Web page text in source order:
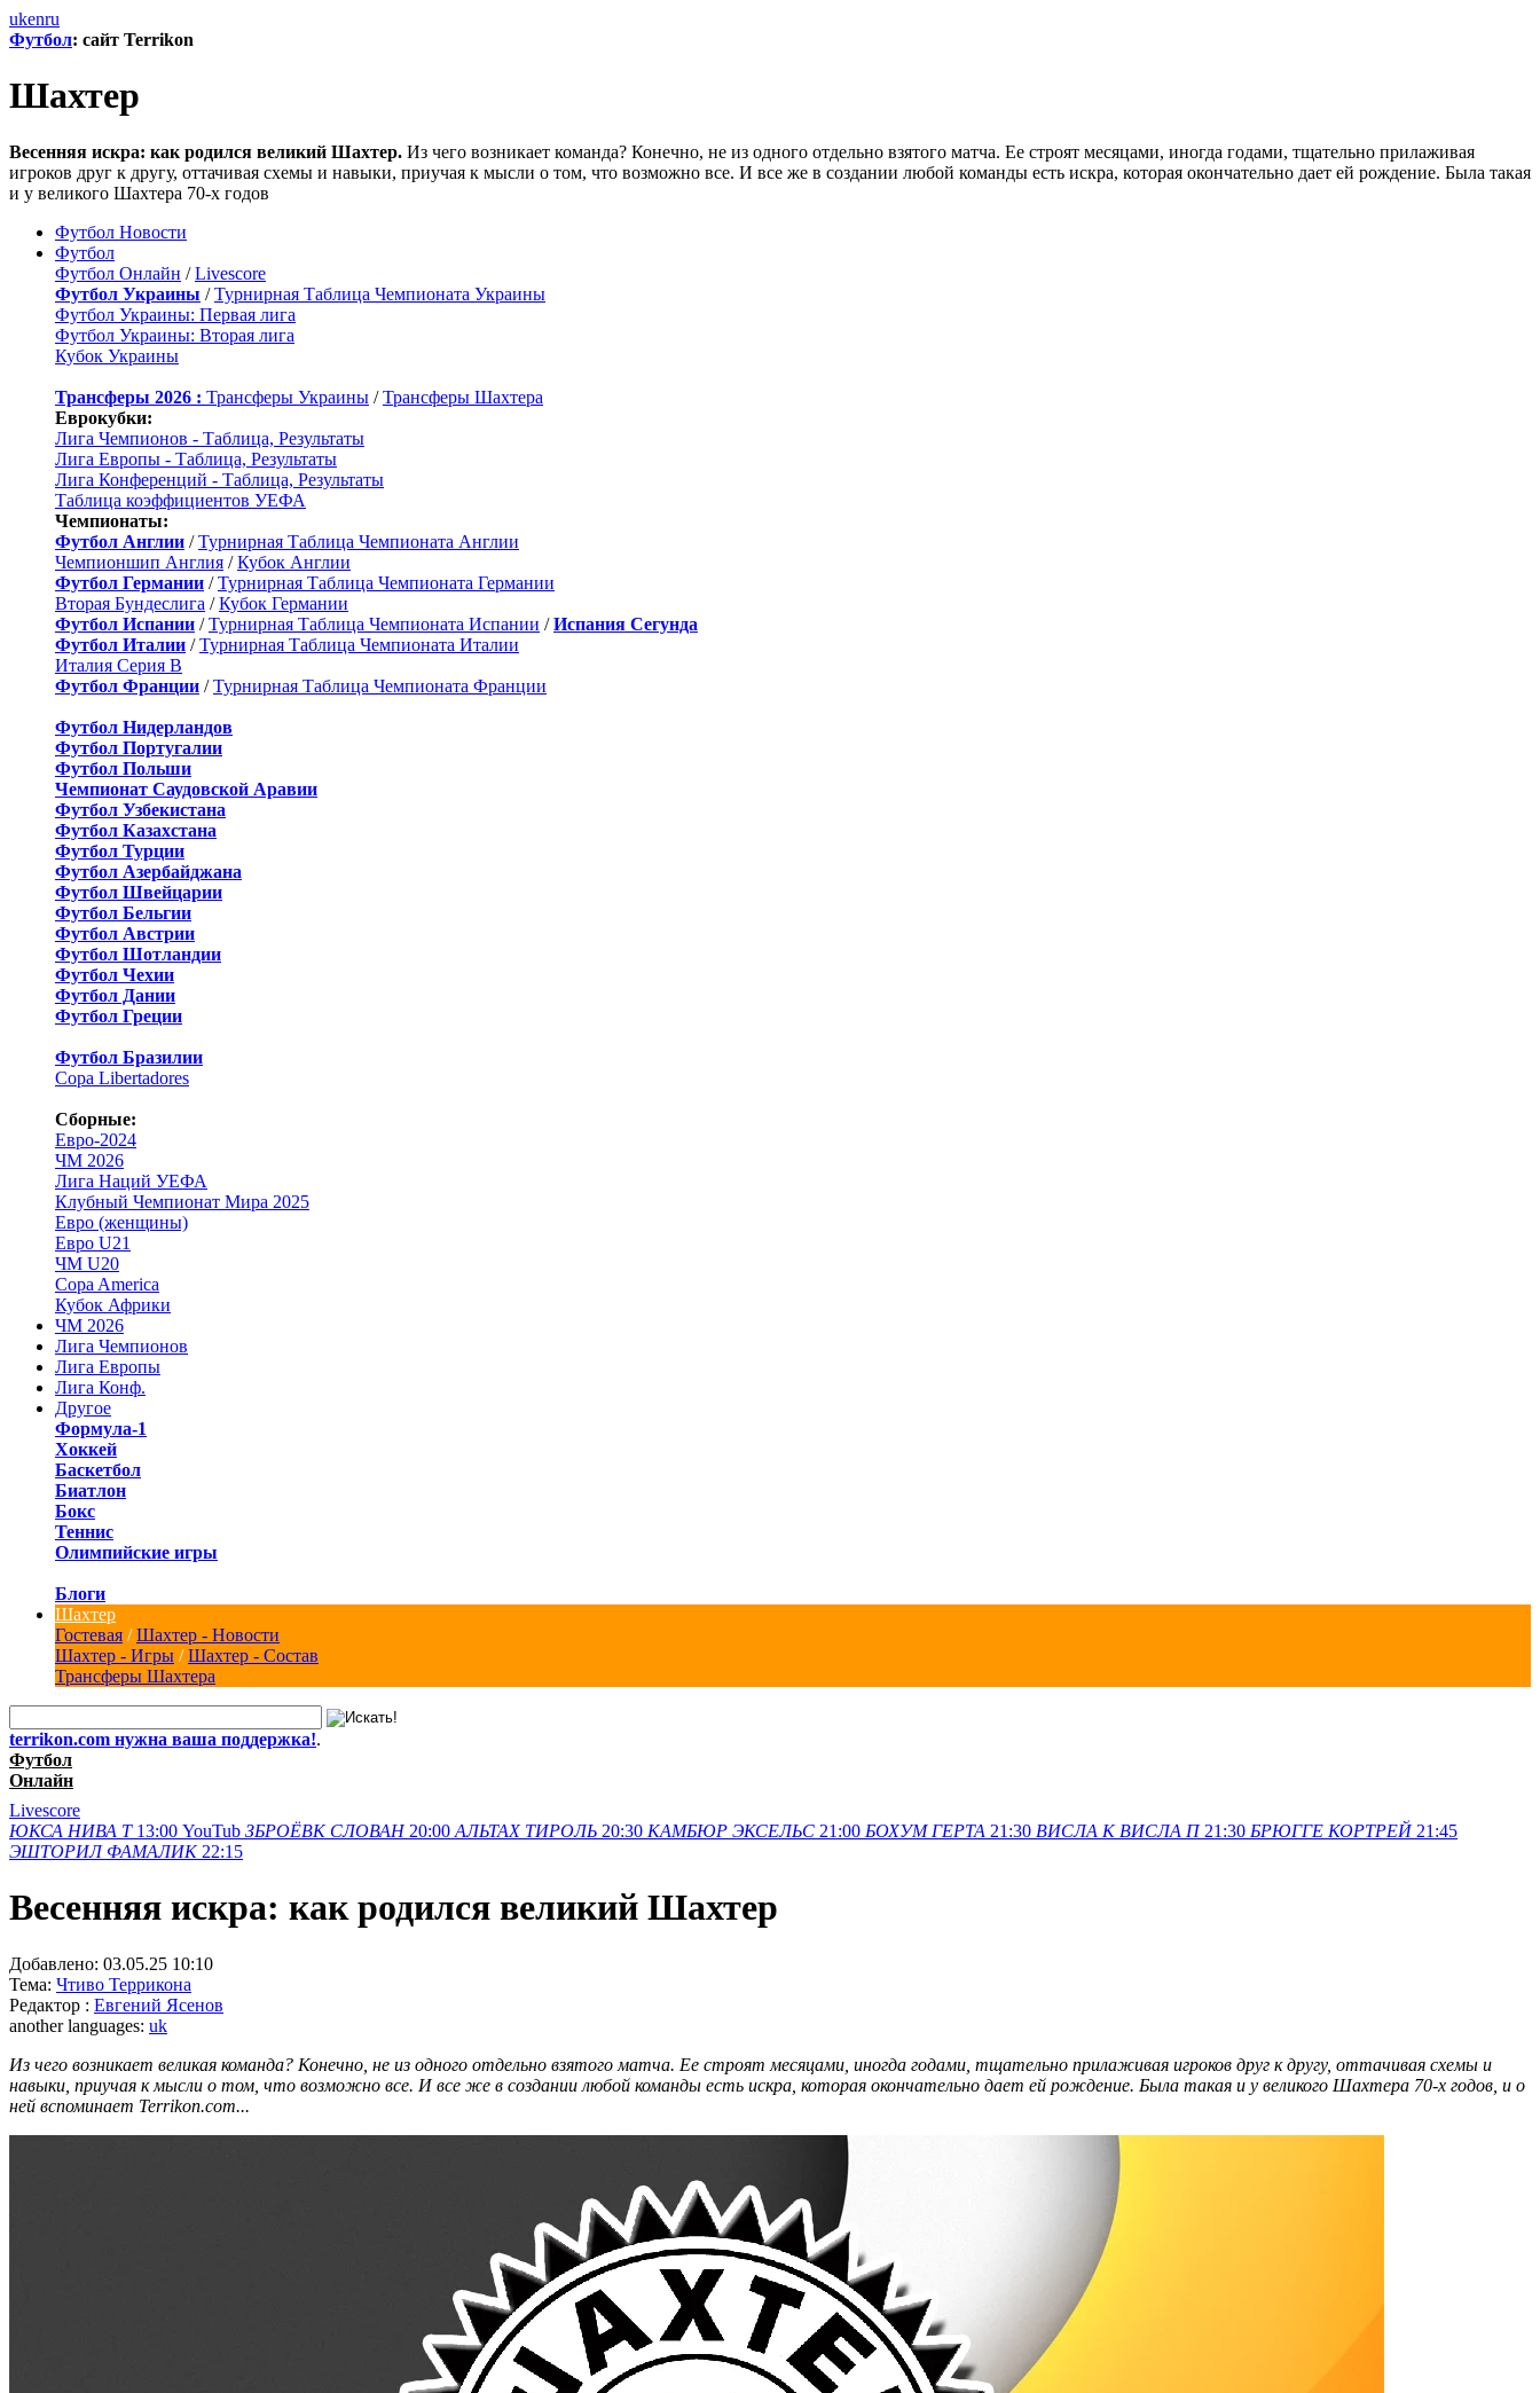
ukenru
Футбол: сайт Terrikon
Шахтер
Весенняя искра: как родился великий Шахтер. Из чего возникает команда? Конечно, не из одного отдельно взятого матча. Ее строят месяцами, иногда годами, тщательно прилаживая
игроков друг к другу, оттачивая схемы и навыки, приучая к мысли о том, что возможно все. И все же в создании любой команды есть искра, которая окончательно дает ей рождение. Была такая
и у великого Шахтера 70-х годов
Футбол Новости
Футбол
Футбол Онлайн /Livescore
Футбол Украины /Турнирная Таблица Чемпионата Украины
Футбол Украины: Первая лига
Футбол Украины: Вторая лига
Кубок Украины
Трансферы 2026 : Трансферы Украины /Трансферы Шахтера
Еврокубки:
Лига Чемпионов - Таблица, Результаты
Лига Европы - Таблица, Результаты
Лига Конференций - Таблица, Результаты
Таблица коэффициентов УЕФА
Чемпионаты:
Футбол Англии /Турнирная Таблица Чемпионата Англии
Чемпионшип Англия /Кубок Англии
Футбол Германии /Турнирная Таблица Чемпионата Германии
Вторая Бундеслига /Кубок Германии
Футбол Испании /Турнирная Таблица Чемпионата Испании /Испания Сегунда
Футбол Италии /Турнирная Таблица Чемпионата Италии
Италия Серия B
Футбол Франции /Турнирная Таблица Чемпионата Франции
Футбол Нидерландов
Футбол Португалии
Футбол Польши
Чемпионат Саудовской Аравии
Футбол Узбекистана
Футбол Казахстана
Футбол Турции
Футбол Азербайджана
Футбол Швейцарии
Футбол Бельгии
Футбол Австрии
Футбол Шотландии
Футбол Чехии
Футбол Дании
Футбол Греции
Футбол Бразилии
Copa Libertadores
Сборные:
Евро-2024
ЧМ 2026
Лига Наций УЕФА
Клубный Чемпионат Мира 2025
Евро (женщины)
Евро U21
ЧМ U20
Copa America
Кубок Африки
ЧМ 2026
Лига Чемпионов
Лига Европы
Лига Конф.
Другое
Формула-1
Хоккей
Баскетбол
Биатлон
Бокс
Теннис
Олимпийские игры
Блоги
Шахтер
Гостевая /Шахтер - Новости
Шахтер - Игры /Шахтер - Состав
Трансферы Шахтера
terrikon.com нужна ваша поддержка!.
Футбол
Онлайн
Livescore
ЮКСА НИВА Т 13:00 YouTub ЗБРОЁВК СЛОВАН 20:00 АЛЬТАХ ТИРОЛЬ 20:30 КАМБЮР ЭКСЕЛЬС 21:00 БОХУМ ГЕРТА 21:30 ВИСЛА K ВИСЛА П 21:30 БРЮГГЕ КОРТРЕЙ 21:45
ЭШТОРИЛ ФАМАЛИК 22:15
Весенняя искра: как родился великий Шахтер
Добавлено: 03.05.25 10:10
Тема: Чтиво Террикона
Редактор : Евгений Ясенов
another languages: uk
Из чего возникает великая команда? Конечно, не из одного отдельно взятого матча. Ее строят месяцами, иногда годами, тщательно прилаживая игроков друг к другу, оттачивая схемы и
навыки, приучая к мысли о том, что возможно все. И все же в создании любой команды есть искра, которая окончательно дает ей рождение. Была такая и у великого Шахтера 70-х годов, и о
ней вспоминает Terrikon.com...